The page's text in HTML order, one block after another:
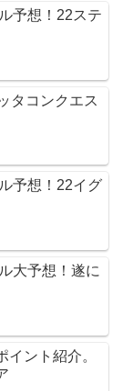
予想！22ステ
タコンクエス
予想！22イグ
大予想！遂に
イント紹介。